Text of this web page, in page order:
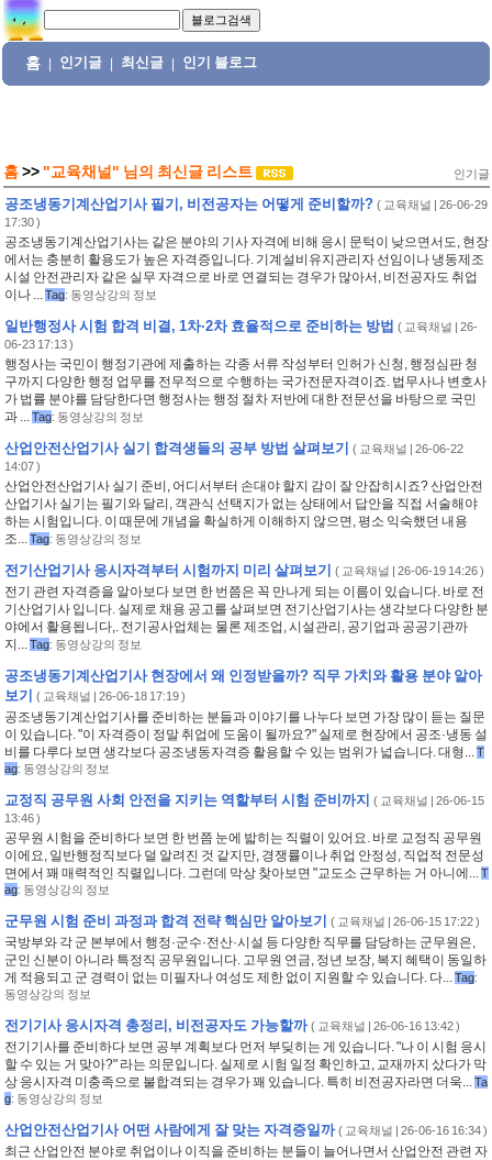
홈 인기글 최신글 인기 블로그
홈 >> "교육채널" 님의 최신글 리스트 인기글
공조냉동기계산업기사 필기, 비전공자는 어떻게 준비할까? ( 교육채널 | 26-06-29
17:30 )
공조냉동기계산업기사는 같은 분야의 기사 자격에 비해 응시 문턱이 낮으면서도, 현장
에서는 충분히 활용도가 높은 자격증입니다. 기계설비유지관리자 선임이나 냉동제조
시설 안전관리자 같은 실무 자격으로 바로 연결되는 경우가 많아서, 비전공자도 취업
이나 ...Tag: 동영상강의 정보
일반행정사 시험 합격 비결, 1차·2차 효율적으로 준비하는 방법 ( 교육채널 | 26-
06-23 17:13 )
행정사는 국민이 행정기관에 제출하는 각종 서류 작성부터 인허가 신청, 행정심판 청
구까지 다양한 행정 업무를 전무적으로 수행하는 국가전문자격이죠. 법무사나 변호사
가 법률 분야를 담당한다면 행정사는 행정 절차 저반에 대한 전문선을 바탕으로 국민
과 ...Tag: 동영상강의 정보
산업안전산업기사 실기 합격생들의 공부 방법 살펴보기 ( 교육채널 | 26-06-22
14:07 )
산업안전산업기사 실기 준비, 어디서부터 손대야 할지 감이 잘 안잡히시죠? 산업안전
산업기사 실기는 필기와 달리, 객관식 선택지가 없는 상태에서 답안을 직접 서술해야
하는 시험입니다. 이 때문에 개념을 확실하게 이해하지 않으면, 평소 익숙했던 내용
조...Tag: 동영상강의 정보
전기산업기사 응시자격부터 시험까지 미리 살펴보기 ( 교육채널 | 26-06-19 14:26 )
전기 관련 자격증을 알아보다 보면 한 번쯤은 꼭 만나게 되는 이름이 있습니다. 바로 전
기산업기사 입니다. 실제로 채용 공고를 살펴보면 전기산업기사는 생각보다 다양한 분
야에서 활용됩니다,. 전기공사업체는 물론 제조업, 시설관리, 공기업과 공공기관까
지...Tag: 동영상강의 정보
공조냉동기계산업기사 현장에서 왜 인정받을까? 직무 가치와 활용 분야 알아
보기
( 교육채널 | 26-06-18 17:19 )
공조냉동기계산업기사를 준비하는 분들과 이야기를 나누다 보면 가장 많이 듣는 질문
이 있습니다. "이 자격증이 정말 취업에 도움이 될까요?" 실제로 현장에서 공조·냉동 설
비를 다루다 보면 생각보다 공조냉동자격증 활용할 수 있는 범위가 넓습니다. 대형...T
ag: 동영상강의 정보
교정직 공무원 사회 안전을 지키는 역할부터 시험 준비까지 ( 교육채널 | 26-06-15
13:46 )
공무원 시험을 준비하다 보면 한 번쯤 눈에 밟히는 직렬이 있어요. 바로 교정직 공무원
이에요, 일반행정직보다 덜 알려진 것 같지만, 경쟁률이나 취업 안정성, 직업적 전문성
면에서 꽤 매력적인 직렬입니다. 그런데 막상 찾아보면 "교도소 근무하는 거 아니에...T
ag: 동영상강의 정보
군무원 시험 준비 과정과 합격 전략 핵심만 알아보기 ( 교육채널 | 26-06-15 17:22 )
국방부와 각 군 본부에서 행정·군수·전산·시설 등 다양한 직무를 담당하는 군무원은,
군인 신분이 아니라 특정직 공무원입니다. 고무원 연금, 정년 보장, 복지 혜택이 동일하
게 적용되고 군 경력이 없는 미필자나 여성도 제한 없이 지원할 수 있습니다. 다...Tag:
동영상강의 정보
전기기사 응시자격 총정리, 비전공자도 가능할까 ( 교육채널 | 26-06-16 13:42 )
전기기사를 준비하다 보면 공부 계획보다 먼저 부딪히는 게 있습니다. "나 이 시험 응시
할 수 있는 거 맞아?" 라는 의문입니다. 실제로 시험 일정 확인하고, 교재까지 샀다가 막
상 응시자격 미충족으로 불합격되는 경우가 꽤 있습니다. 특히 비전공자라면 더욱...Ta
g: 동영상강의 정보
산업안전산업기사 어떤 사람에게 잘 맞는 자격증일까 ( 교육채널 | 26-06-16 16:34 )
최근 산업안전 분야로 취업이나 이직을 준비하는 분들이 늘어나면서 산업안전 관련 자